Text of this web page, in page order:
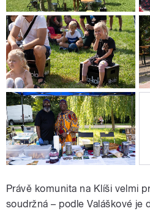
Právě komunita na Klíši velmi
soudržná – podle Valáškové je